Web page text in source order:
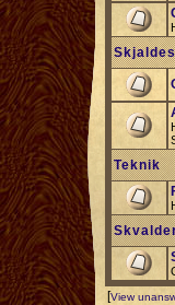
Teknik
[View